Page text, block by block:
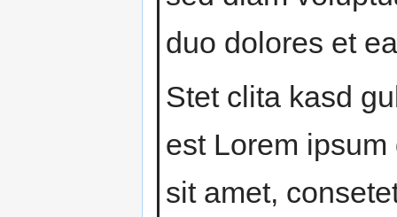
duo dolores et
Stet clita kasd
est Lorem
sit amet,